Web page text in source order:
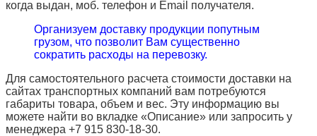
когда выдан, моб. телефон и Email получателя.
Организуем доставку продукции попутным
грузом, что позволит Вам существенно
сократить расходы на перевозку.
Для самостоятельного расчета стоимости доставки на
сайтах транспортных компаний вам потребуются
габариты товара, объем и вес. Эту информацию вы
можете найти во вкладке «Описание» или запросить у
менеджера +7 915 830-18-30.